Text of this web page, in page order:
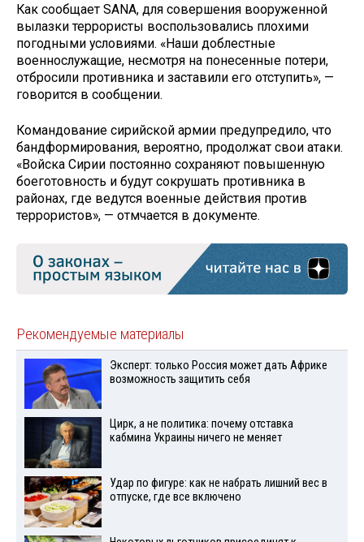
Как сообщает SANA, для совершения вооруженной
вылазки террористы воспользовались плохими
погодными условиями. «Наши доблестные
военнослужащие, несмотря на понесенные потери,
отбросили противника и заставили его отступить», —
говорится в сообщении.
Командование сирийской армии предупредило, что
бандформирования, вероятно, продолжат свои атаки.
«Войска Сирии постоянно сохраняют повышенную
боеготовность и будут сокрушать противника в
районах, где ведутся военные действия против
террористов», — отмчается в документе.
Рекомендуемые материалы
Эксперт: только Россия может дать Африке
возможность защитить себя
Цирк, а не политика: почему отставка
кабмина Украины ничего не меняет
Удар по фигуре: как не набрать лишний вес в
отпуске, где все включено